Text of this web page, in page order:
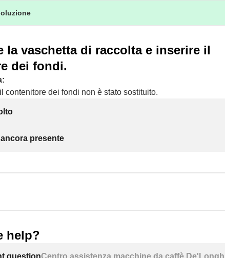
la vaschetta di raccolta e inserire il
dei fondi.
contenitore dei fondi non è stato sostituito.
ancora presente
help?
questionCentro assistenza macchine da caffè